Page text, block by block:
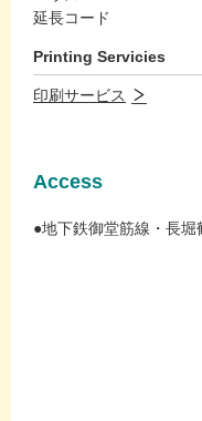
延長コード
Printing Servicies
印刷サービス
Access
●地下鉄御堂筋線・長